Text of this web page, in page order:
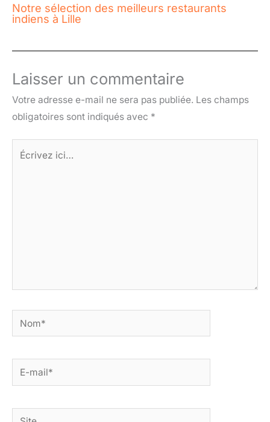
Notre sélection des meilleurs restaurants
indiens à Lille
Laisser un commentaire
Votre adresse e-mail ne sera pas publiée. Les champs
obligatoires sont indiqués avec *
Écrivez
Nom*
E-
mail*
Site